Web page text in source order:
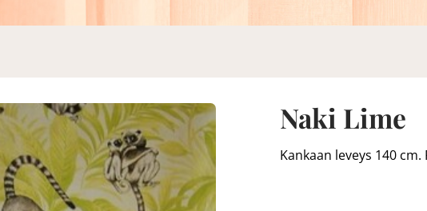
Naki Lime
Kankaan leveys 140